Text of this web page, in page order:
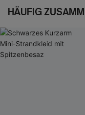
HÄUFIG